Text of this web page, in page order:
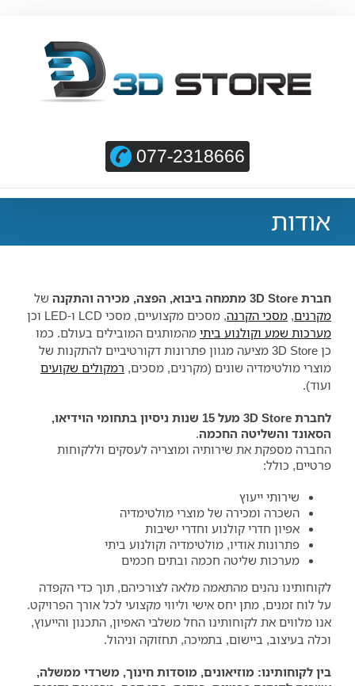
077-2318666
אודות
חברת 3D Store מתמחה ביבוא, הפצה, מכירה והתקנה
של
מקרנים, מסכי הקרנה, מסכים מקצועיים, מסכי LCD ו-LED וכן
מערכות שמע וקולנוע ביתי מהמותגים המובילים בעולם. כמו
כן 3D Store מציעה מגוון פתרונות דקורטיביים להתקנות של
מוצרי מולטימדיה שונים (מקרנים, מסכים, רמקולים שקועים
ועוד).
לחברת 3D Store מעל 15 שנות ניסיון בתחומי הוידיאו,
הסאונד והשליטה החכמה.
החברה מספקת את שירותיה ומוצריה לעסקים וללקוחות
פרטיים, כולל:
שירותי ייעוץ
השכרה ומכירה של מוצרי מולטימדיה
אפיון חדרי קולנוע וחדרי ישיבות
פתרונות אודיו, מולטימדיה וקולנוע ביתי
מערכות שליטה חכמה ובתים חכמים
לקוחותינו נהנים מהתאמה מלאה לצורכיהם, תוך כדי הקפדה
על לוח זמנים, מתן יחס אישי וליווי מקצועי לכל אורך הפרויקט.
אנו מלווים את לקוחותינו החל משלבי האפיון, התכנון והייעוץ,
וכלה בעיצוב, ביישום, בתמיכה, תחזוקה וניהול.
בין לקוחותינו: מוזיאונים, מוסדות חינוך, משרדי ממשלה,